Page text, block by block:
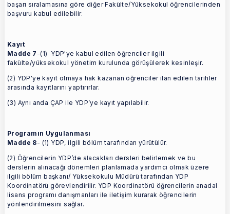
başarı sıralamasına göre diğer Fakülte/Yüksekokul öğrencilerinden
başvuru kabul edilebilir.
Kayıt
Madde 7 -(1) YDP'ye kabul edilen öğrenciler ilgili
fakülte/yüksekokul yönetim kurulunda görüşülerek kesinleşir.
(2) YDP'ye kayıt olmaya hak kazanan öğrenciler ilan edilen tarihler
arasında kayıtlarını yaptırırlar.
(3) Aynı anda ÇAP ile YDP’ye kayıt yapılabilir.
Programın Uygulanması
Madde 8- (1) YDP, ilgili bölüm tarafından yürütülür.
(2) Öğrencilerin YDP’de alacakları dersleri belirlemek ve bu
derslerin alınacağı dönemleri planlamada yardımcı olmak üzere
ilgili bölüm başkanı/ Yüksekokulu Müdürü tarafından YDP
Koordinatörü görevlendirilir. YDP Koordinatörü öğrencilerin anadal
lisans programı danışmanları ile iletişim kurarak öğrencilerin
yönlendirilmesini sağlar.